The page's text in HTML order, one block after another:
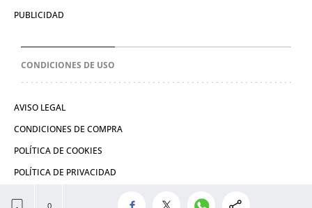
PUBLICIDAD
CONDICIONES DE USO
AVISO LEGAL
CONDICIONES DE COMPRA
POLÍTICA DE COOKIES
POLÍTICA DE PRIVACIDAD